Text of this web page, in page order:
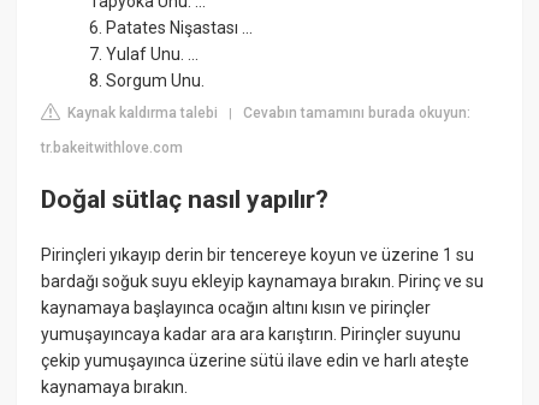
6. Patates Nişastası ...
7. Yulaf Unu. ...
8. Sorgum Unu.
Kaynak kaldırma talebi |Cevabın tamamını burada okuyun:
tr.bakeitwithlove.com
Doğal sütlaç nasıl yapılır?
Pirinçleri yıkayıp derin bir tencereye koyun ve üzerine 1 su
bardağı soğuk suyu ekleyip kaynamaya bırakın. Pirinç ve su
kaynamaya başlayınca ocağın altını kısın ve pirinçler
yumuşayıncaya kadar ara ara karıştırın. Pirinçler suyunu
çekip yumuşayınca üzerine sütü ilave edin ve harlı ateşte
kaynamaya bırakın.